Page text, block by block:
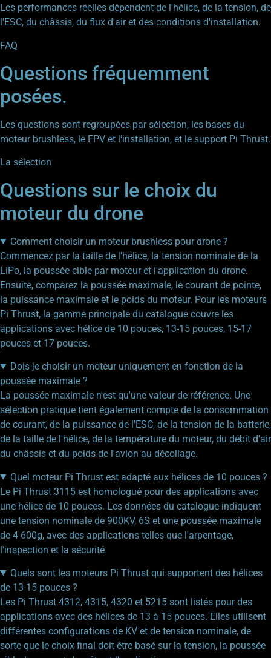
Les performances réelles dépendent de l'hélice, de la tension, de
l'ESC, du châssis, du flux d'air et des conditions d'installation.
FAQ
Questions fréquemment
posées.
Les questions sont regroupées par sélection, les bases du
moteur brushless, le FPV et l'installation, et le support Pi Thrust.
La sélection
Questions sur le choix du
moteur du drone
Comment choisir un moteur brushless pour drone ?
Commencez par la taille de l'hélice, la tension nominale de la
LiPo, la poussée cible par moteur et l'application du drone.
Ensuite, comparez la poussée maximale, le courant de pointe,
la puissance maximale et le poids du moteur. Pour les moteurs
Pi Thrust, la gamme principale du catalogue couvre les
applications avec hélice de 10 pouces, 13-15 pouces, 15-17
pouces et 17 pouces.
Dois-je choisir un moteur uniquement en fonction de la
poussée maximale ?
La poussée maximale n'est qu'une valeur de référence. Une
sélection pratique tient également compte de la consommation
de courant, de la puissance de l'ESC, de la tension de la batterie,
de la taille de l'hélice, de la température du moteur, du débit d'air
du châssis et du poids de l'avion au décollage.
Quel moteur Pi Thrust est adapté aux hélices de 10 pouces ?
Le Pi Thrust 3115 est homologué pour des applications avec
une hélice de 10 pouces. Les données du catalogue indiquent
une tension nominale de 900KV, 6S et une poussée maximale
de 4 600g, avec des applications telles que l'arpentage,
l'inspection et la sécurité.
Quels sont les moteurs Pi Thrust qui supportent des hélices
de 13-15 pouces ?
Les Pi Thrust 4312, 4315, 4320 et 5215 sont listés pour des
applications avec des hélices de 13 à 15 pouces. Elles utilisent
différentes configurations de KV et de tension nominale, de
sorte que le choix final doit être basé sur la tension, la poussée